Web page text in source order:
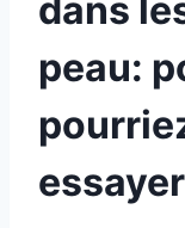
dans
peau:
essayer